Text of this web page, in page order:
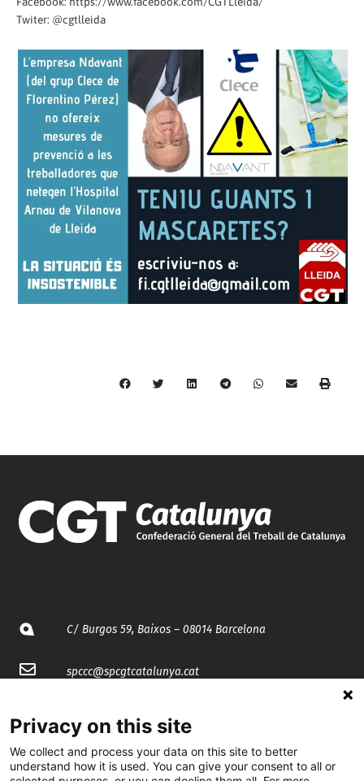
Twiter: @cgtlleida
C/ Burgos 59, Baixos – 08014 Barcelona
spccc@spcgtcatalunya.cat
@CGTCatalunya
Privacy on this site
We collect and process your data on this site to better
understand how it is used. You can give your consent to all or